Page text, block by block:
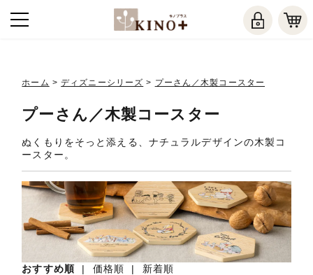
ホーム >ディズニーシリーズ > プーさん／木製コースター
プーさん／木製コースター
ぬくもりをそっと添える、ナチュラルデザインの木製コ
ースター。
おすすめ順| 価格順 | 新着順